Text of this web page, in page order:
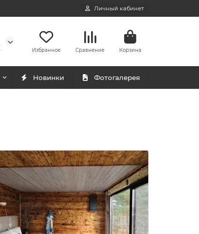
Личный кабинет
Избранное Сравнение Корзина
Новинки Фотогалерея